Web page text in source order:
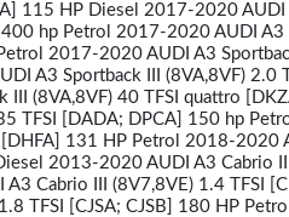
115 HP Diesel 2017-2020 AUDI
hp Petrol 2017-2020 AUDI A3
2017-2020 AUDI A3
A3 Sportback III (8VA,8VF)
III (8VA,8VF) 40 TFSI quattro
TFSI [DADA; DPCA] 150 hp
131 HP Petrol 2018-2020
2013-2020 AUDI A3 Cabrio
Cabrio III (8V7,8VE) 1.4 TFSI
TFSI [CJSA; CJSB] 180 HP